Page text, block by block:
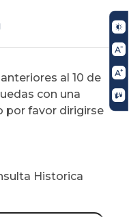
al 10 de
con una
por favor dirigirse
Historica